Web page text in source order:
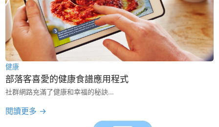
健康
部落客喜愛的健康食譜應用程式
社群網路充滿了健康和幸福的秘訣...
閱讀更多 →